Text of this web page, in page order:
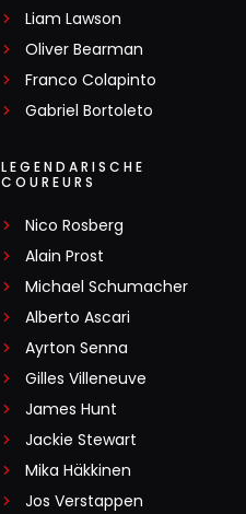
Liam Lawson
Oliver Bearman
Franco Colapinto
Gabriel Bortoleto
LEGENDARISCHE
COUREURS
Nico Rosberg
Alain Prost
Michael Schumacher
Alberto Ascari
Ayrton Senna
Gilles Villeneuve
James Hunt
Jackie Stewart
Mika Häkkinen
Jos Verstappen